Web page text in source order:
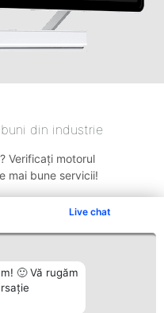
Live chat
🙂 Vă rugăm
din industrie
Verificați motorul
mai bune servicii!